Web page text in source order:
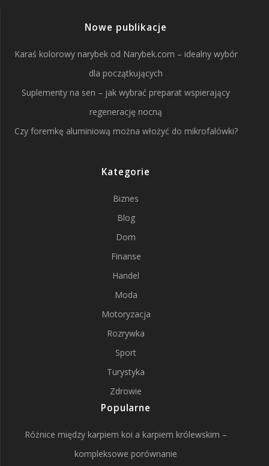
Nowe publikacje
Karaś kolorowy narybek od Narybek.com – idealny wybór
dla początkujących
Suplementy na sen – jak wybrać preparat wspierający
regenerację nocną
Czy foremkę aluminiową można włożyć do mikrofalówki?
Kategorie
Biznes
Blog
Dom
Finanse
Handel
Moda
Motoryzacja
Rozrywka
Sport
Turystyka
Zdrowie
Popularne
Różnice między karpiem koi a karpiem królewskim –
kompleksowe porównanie